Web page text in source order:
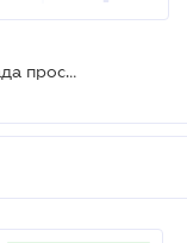
Фінансова звітність у 2025: із 1 листопада простіше, але по-іншому